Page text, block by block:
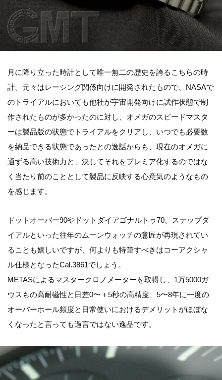
月に降り立った時計として唯一無二の歴史を誇るこちらの時
計。元々はレーシング関係向けに開発されたもので、NASAで
のトライアルにおいても他社が宇宙開発向けに試作状態で制
作されたものが多かったのに対し、オメガのスピードマスタ
ーは製品版の状態でトライアルをクリアし、いつでも必要数
を納品できる状態であったとの逸話からも、現在のオメガに
通ずる高い技術力と、決してそれをプレミア化するのではな
く当たり前のこととして製品に反映する心意気のようなもの
を感じます。
ドットオーバー90やドットダイアゴナルトゥ70、ステップダ
イアルといった往年のムーンウォッチの意匠が再現されてい
ることも嬉しいですが、何よりも特筆すべきはコーアクシャ
ル仕様となったCal.3861でしょう。
METASによるマスタークロノメーターを取得し、1万5000ガ
ウスもの高耐磁性と日差0〜＋5秒の高精度、5〜8年に一度の
オーバーホール頻度と日常使いにおけるデメリットがほぼな
くなったと言っても過言ではない逸品です。